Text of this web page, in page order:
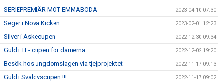
SERIEPREMIÄR MOT EMMABODA 2023-04-10 07:30
Seger i Nova Kicken 2023-02-01 12:23
Silver i Askecupen 2022-12-30 09:34
Guld i TF- cupen för damerna 2022-12-02 19:20
Besök hos ungdomslagen via tjejprojektet 2022-11-17 09:13
Guld i Svalövscupen !!! 2022-11-17 09:02